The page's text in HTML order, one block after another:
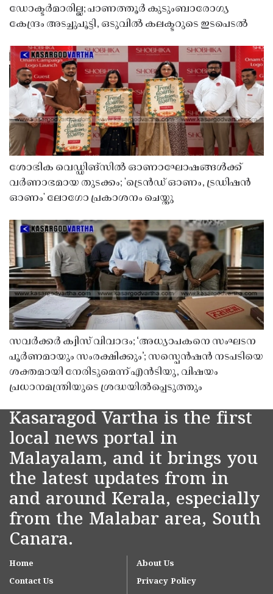
ഡോക്ടർമാരില്ല; പാണത്തൂർ കുടുംബാരോഗ്യ
കേന്ദ്രം അടച്ചുപൂട്ടി, ഒടുവിൽ കലക്ടറുടെ ഇടപെടൽ
ശോഭിക വെഡ്ഡിങ്സിൽ ഓണാഘോഷങ്ങൾക്ക്
വർണാഭമായ തുടക്കം; 'ട്രെൻഡ് ഓണം, ട്രഡിഷൻ
ഓണം' ലോഗോ പ്രകാശനം ചെയ്തു
സവർക്കർ ക്വിസ് വിവാദം; ‘അധ്യാപകനെ സംഘടന
പൂർണമായും സംരക്ഷിക്കും’; സസ്പെൻഷൻ നടപടിയെ
ശക്തമായി നേരിടുമെന്ന് എൻടിയു, വിഷയം
പ്രധാനമന്ത്രിയുടെ ശ്രദ്ധയിൽപ്പെടുത്തും
Kasaragod Vartha is the first
local news portal in
Malayalam, and it brings you
the latest updates from in
and around Kerala, especially
from the Malabar area, South
Canara.
Home
About Us
Contact Us
Privacy Policy